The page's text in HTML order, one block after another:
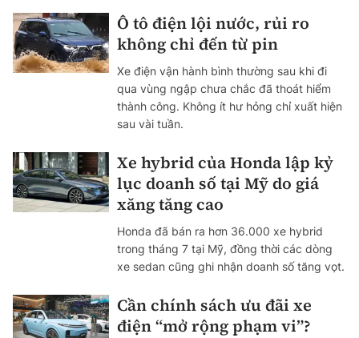
Ô tô điện lội nước, rủi ro
không chỉ đến từ pin
Xe điện vận hành bình thường sau khi đi
qua vùng ngập chưa chắc đã thoát hiểm
thành công. Không ít hư hỏng chỉ xuất hiện
sau vài tuần.
Xe hybrid của Honda lập kỷ
lục doanh số tại Mỹ do giá
xăng tăng cao
Honda đã bán ra hơn 36.000 xe hybrid
trong tháng 7 tại Mỹ, đồng thời các dòng
xe sedan cũng ghi nhận doanh số tăng vọt.
Cần chính sách ưu đãi xe
điện “mở rộng phạm vi”?